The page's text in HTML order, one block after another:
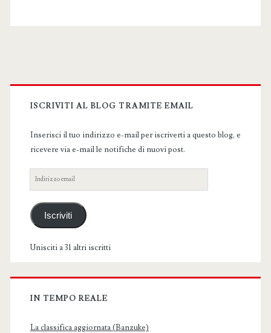
Primary
Sidebar
ISCRIVITI AL BLOG TRAMITE EMAIL
Inserisci il tuo indirizzo e-mail per iscriverti a questo blog, e
ricevere via e-mail le notifiche di nuovi post.
Indirizzo
email
Iscriviti
Unisciti a 31 altri iscritti
IN TEMPO REALE
La classifica aggiornata (Banzuke)